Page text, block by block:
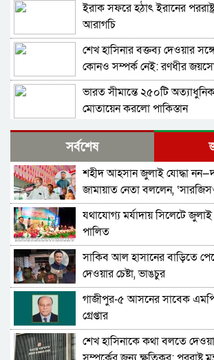
ইরাক সফরে হঠাৎ ইরানের
আরাগচি
শেখ হাসিনার বক্তব্য দেওয়ার
কোনও সম্পর্ক নেই: রণধীর
ভারত সীমান্তে ২৫০টি অত্যাধুনিক
মোতায়েন করলো পাকিস্তান
শ্রীলঙ্কার কারাগারে আবার দাঙ্গা,
সেনা মোতায়েন
বাংলাদেশ থেকে আসা হিন্দু-বৌদ্ধ-
অনুপ্রবেশকারী নন: শুভেন্দু
চলতি সপ্তাহে ইরানে ভয়াবহ
যুক্তরাষ্ট্র ও ইসরায়েল
প্রধানমন্ত্রী নাকি, বিমসটেকের
রহমানকে আমন্ত্রণ—প্রশ্ন এড়িয়ে
পাকিস্তানেও উত্থান হতে পারে
মন্তব্য নাকভির
গালিবাফের হুঁশিয়ারি; কেশম
সর্বশেষ
শহীদ আহসান জুলাই যোদ্ধা
জামায়াত নেতা বললেন,
যথাযোগ্য মর্যাদায় সিলেটে
পালিত
সাকিব আল হাসানের বাড়িতে
দেওয়ার চেষ্টা, ভাঙচুর
গাজীপুর-৫ আসনের সাবেক
গ্রেপ্তার
শেখ হাসিনাকে কথা বলতে